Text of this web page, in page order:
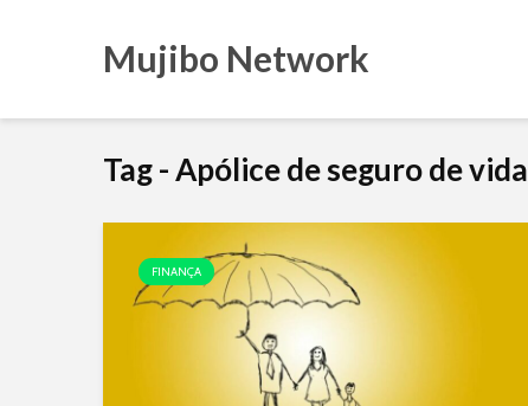
Mujibo Network
Tag - Apólice de seguro de vida
FINANÇA